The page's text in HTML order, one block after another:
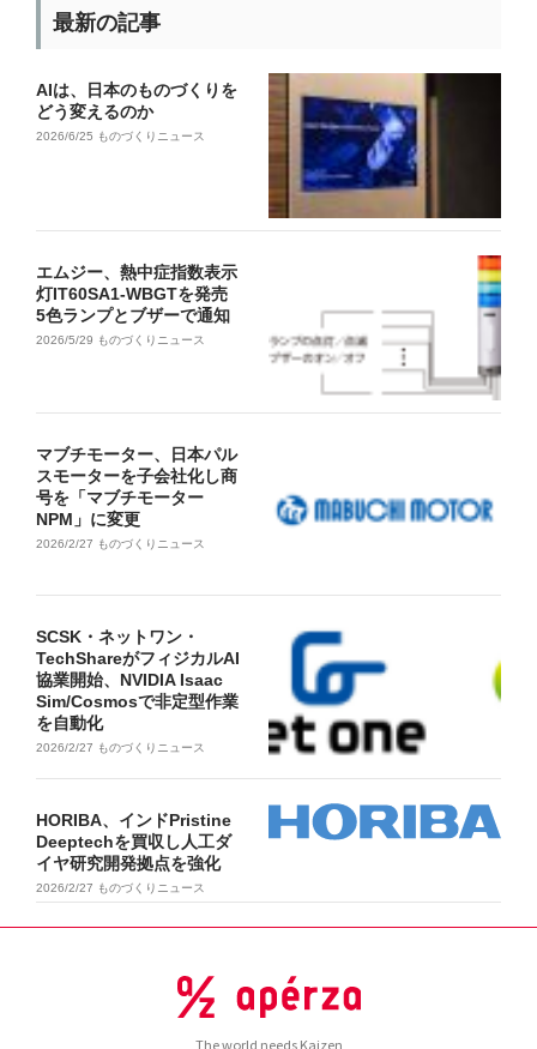
最新の記事
AIは、日本のものづくりを
どう変えるのか
2026/6/25 ものづくりニュース
エムジー、熱中症指数表示
灯IT60SA1-WBGTを発売
5色ランプとブザーで通知
2026/5/29 ものづくりニュース
マブチモーター、日本パル
スモーターを子会社化し商
号を「マブチモーター
NPM」に変更
2026/2/27 ものづくりニュース
SCSK・ネットワン・
TechShareがフィジカルAI
協業開始、NVIDIA Isaac
Sim/Cosmosで非定型作業
を自動化
2026/2/27 ものづくりニュース
HORIBA、インドPristine
Deeptechを買収し人工ダ
イヤ研究開発拠点を強化
2026/2/27 ものづくりニュース
The world needs Kaizen